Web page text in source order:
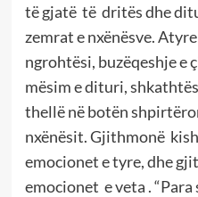
të gjatë të dritës dhe
zemrat e nxënësve.
ngrohtësi, buzëqeshje e
mësim e dituri,
thellë në botën
nxënësit. Gjithmonë
emocionet e tyre, dhe
emocionet e veta . “Para